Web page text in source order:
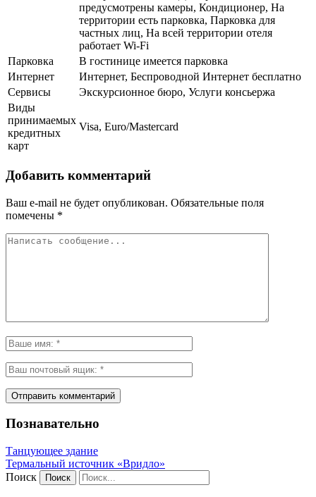
предусмотрены камеры, Кондиционер, На
территории есть парковка, Парковка для
частных лиц, На всей территории отеля
работает Wi-Fi
Парковка
В гостинице имеется парковка
Интернет
Интернет, Беспроводной Интернет бесплатно
Сервисы
Экскурсионное бюро, Услуги консьержа
Виды
принимаемых
кредитных
карт
Visa, Euro/Mastercard
Добавить комментарий
Ваш e-mail не будет опубликован. Обязательные поля
помечены *
Познавательно
Танцующее здание
Термальный источник «Вридло»
Поиск